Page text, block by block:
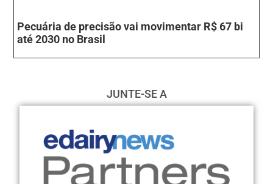
Pecuária de precisão vai movimentar R$ 67 bi
até 2030 no Brasil
JUNTE-SE A